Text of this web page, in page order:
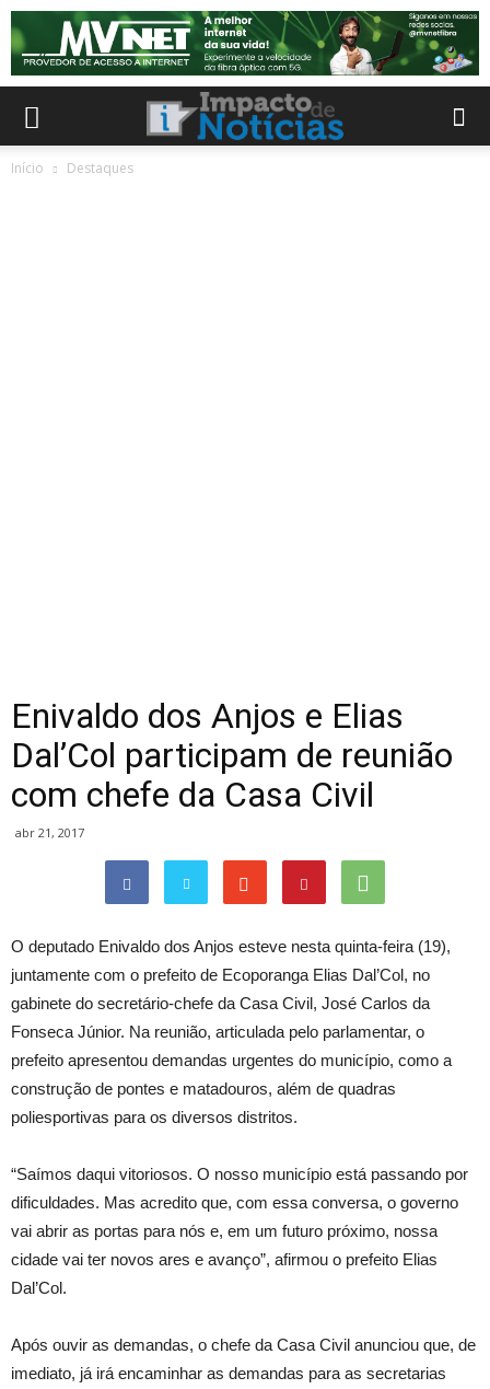
Início Destaques
Enivaldo dos Anjos e Elias
Dal’Col participam de reunião
com chefe da Casa Civil
abr 21, 2017
O deputado Enivaldo dos Anjos esteve nesta quinta-feira (19),
juntamente com o prefeito de Ecoporanga Elias Dal’Col, no
gabinete do secretário-chefe da Casa Civil, José Carlos da
Fonseca Júnior. Na reunião, articulada pelo parlamentar, o
prefeito apresentou demandas urgentes do município, como a
construção de pontes e matadouros, além de quadras
poliesportivas para os diversos distritos.
“Saímos daqui vitoriosos. O nosso município está passando por
dificuldades. Mas acredito que, com essa conversa, o governo
vai abrir as portas para nós e, em um futuro próximo, nossa
cidade vai ter novos ares e avanço”, afirmou o prefeito Elias
Dal’Col.
Após ouvir as demandas, o chefe da Casa Civil anunciou que, de
imediato, já irá encaminhar as demandas para as secretarias